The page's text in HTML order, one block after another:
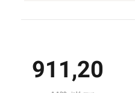
911,20